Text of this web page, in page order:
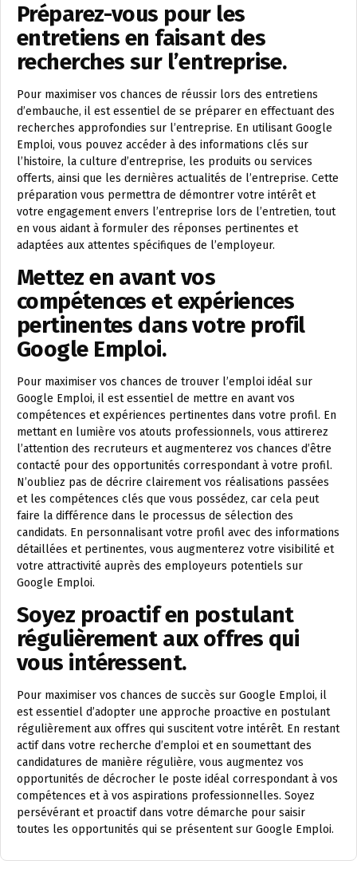
Préparez-vous pour les
entretiens en faisant des
recherches sur l’entreprise.
Pour maximiser vos chances de réussir lors des entretiens
d’embauche, il est essentiel de se préparer en effectuant des
recherches approfondies sur l’entreprise. En utilisant Google
Emploi, vous pouvez accéder à des informations clés sur
l’histoire, la culture d’entreprise, les produits ou services
offerts, ainsi que les dernières actualités de l’entreprise. Cette
préparation vous permettra de démontrer votre intérêt et
votre engagement envers l’entreprise lors de l’entretien, tout
en vous aidant à formuler des réponses pertinentes et
adaptées aux attentes spécifiques de l’employeur.
Mettez en avant vos
compétences et expériences
pertinentes dans votre profil
Google Emploi.
Pour maximiser vos chances de trouver l’emploi idéal sur
Google Emploi, il est essentiel de mettre en avant vos
compétences et expériences pertinentes dans votre profil. En
mettant en lumière vos atouts professionnels, vous attirerez
l’attention des recruteurs et augmenterez vos chances d’être
contacté pour des opportunités correspondant à votre profil.
N’oubliez pas de décrire clairement vos réalisations passées
et les compétences clés que vous possédez, car cela peut
faire la différence dans le processus de sélection des
candidats. En personnalisant votre profil avec des informations
détaillées et pertinentes, vous augmenterez votre visibilité et
votre attractivité auprès des employeurs potentiels sur
Google Emploi.
Soyez proactif en postulant
régulièrement aux offres qui
vous intéressent.
Pour maximiser vos chances de succès sur Google Emploi, il
est essentiel d’adopter une approche proactive en postulant
régulièrement aux offres qui suscitent votre intérêt. En restant
actif dans votre recherche d’emploi et en soumettant des
candidatures de manière régulière, vous augmentez vos
opportunités de décrocher le poste idéal correspondant à vos
compétences et à vos aspirations professionnelles. Soyez
persévérant et proactif dans votre démarche pour saisir
toutes les opportunités qui se présentent sur Google Emploi.